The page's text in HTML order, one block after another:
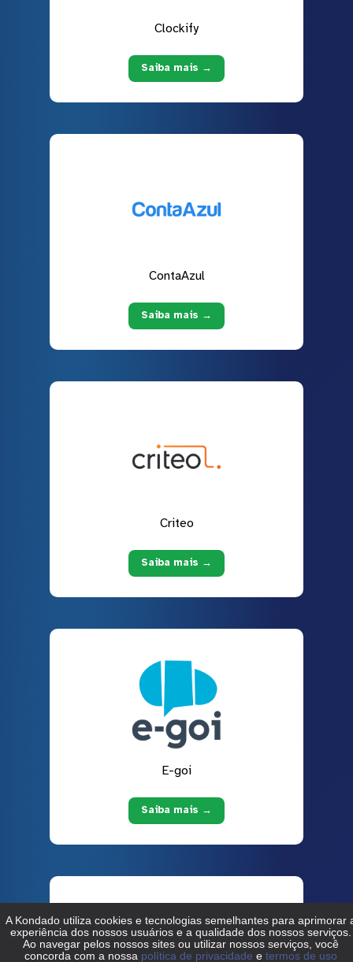
Clockify
Saiba mais →
ContaAzul
Saiba mais →
Criteo
Saiba mais →
E-goi
Saiba mais →